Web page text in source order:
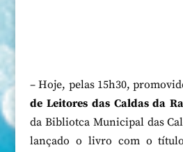
– Hoje, pelas 15h30,
de Leitores das Caldas da
da Bibliotca Municipal das
lançado o livro com o